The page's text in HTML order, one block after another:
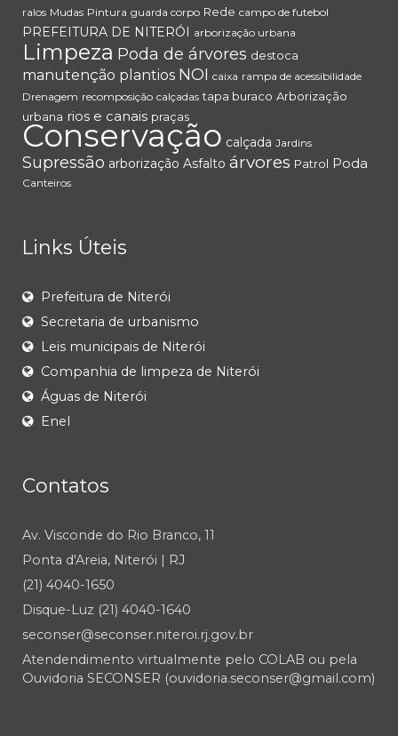
ralos Mudas Pintura guarda corpo Rede campo de futebol
PREFEITURA DE NITERÓI arborização urbana
Limpeza Poda de árvores destoca
manutenção plantios NOI caixa rampa de acessibilidade
Drenagem recomposição calçadas tapa buraco Arborização
urbana rios e canais praças
Conservação calçada Jardins
Supressão arborização Asfalto árvores Patrol Poda
Canteiros
Links Úteis
Prefeitura de Niterói
Secretaria de urbanismo
Leis municipais de Niterói
Companhia de limpeza de Niterói
Águas de Niterói
Enel
Contatos
Av. Visconde do Rio Branco, 11
Ponta d'Areia, Niterói | RJ
(21) 4040-1650
Disque-Luz (21) 4040-1640
seconser@seconser.niteroi.rj.gov.br
Atendendimento virtualmente pelo COLAB ou pela
Ouvidoria SECONSER (ouvidoria.seconser@gmail.com)